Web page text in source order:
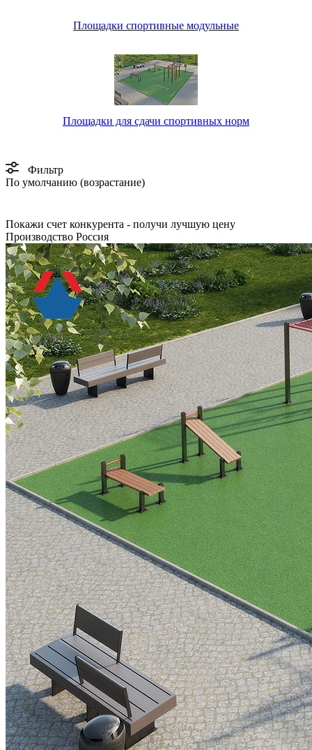
Площадки спортивные модульные
Площадки для сдачи спортивных норм
Фильтр
По умолчанию (возрастание)
Покажи счет конкурента - получи лучшую цену
Производство Россия